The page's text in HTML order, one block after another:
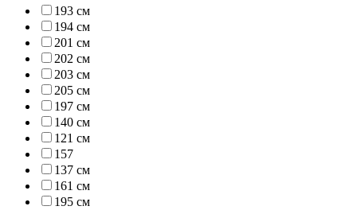
193 см
194 см
201 см
202 см
203 см
205 см
197 см
140 см
121 см
157
137 см
161 см
195 см